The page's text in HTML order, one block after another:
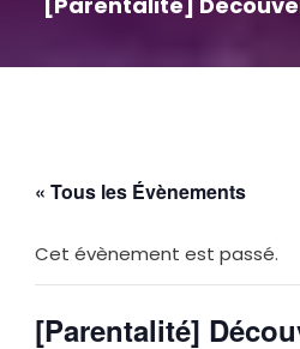
« Tous les Évènements
Cet évènement est passé.
[Parentalité]